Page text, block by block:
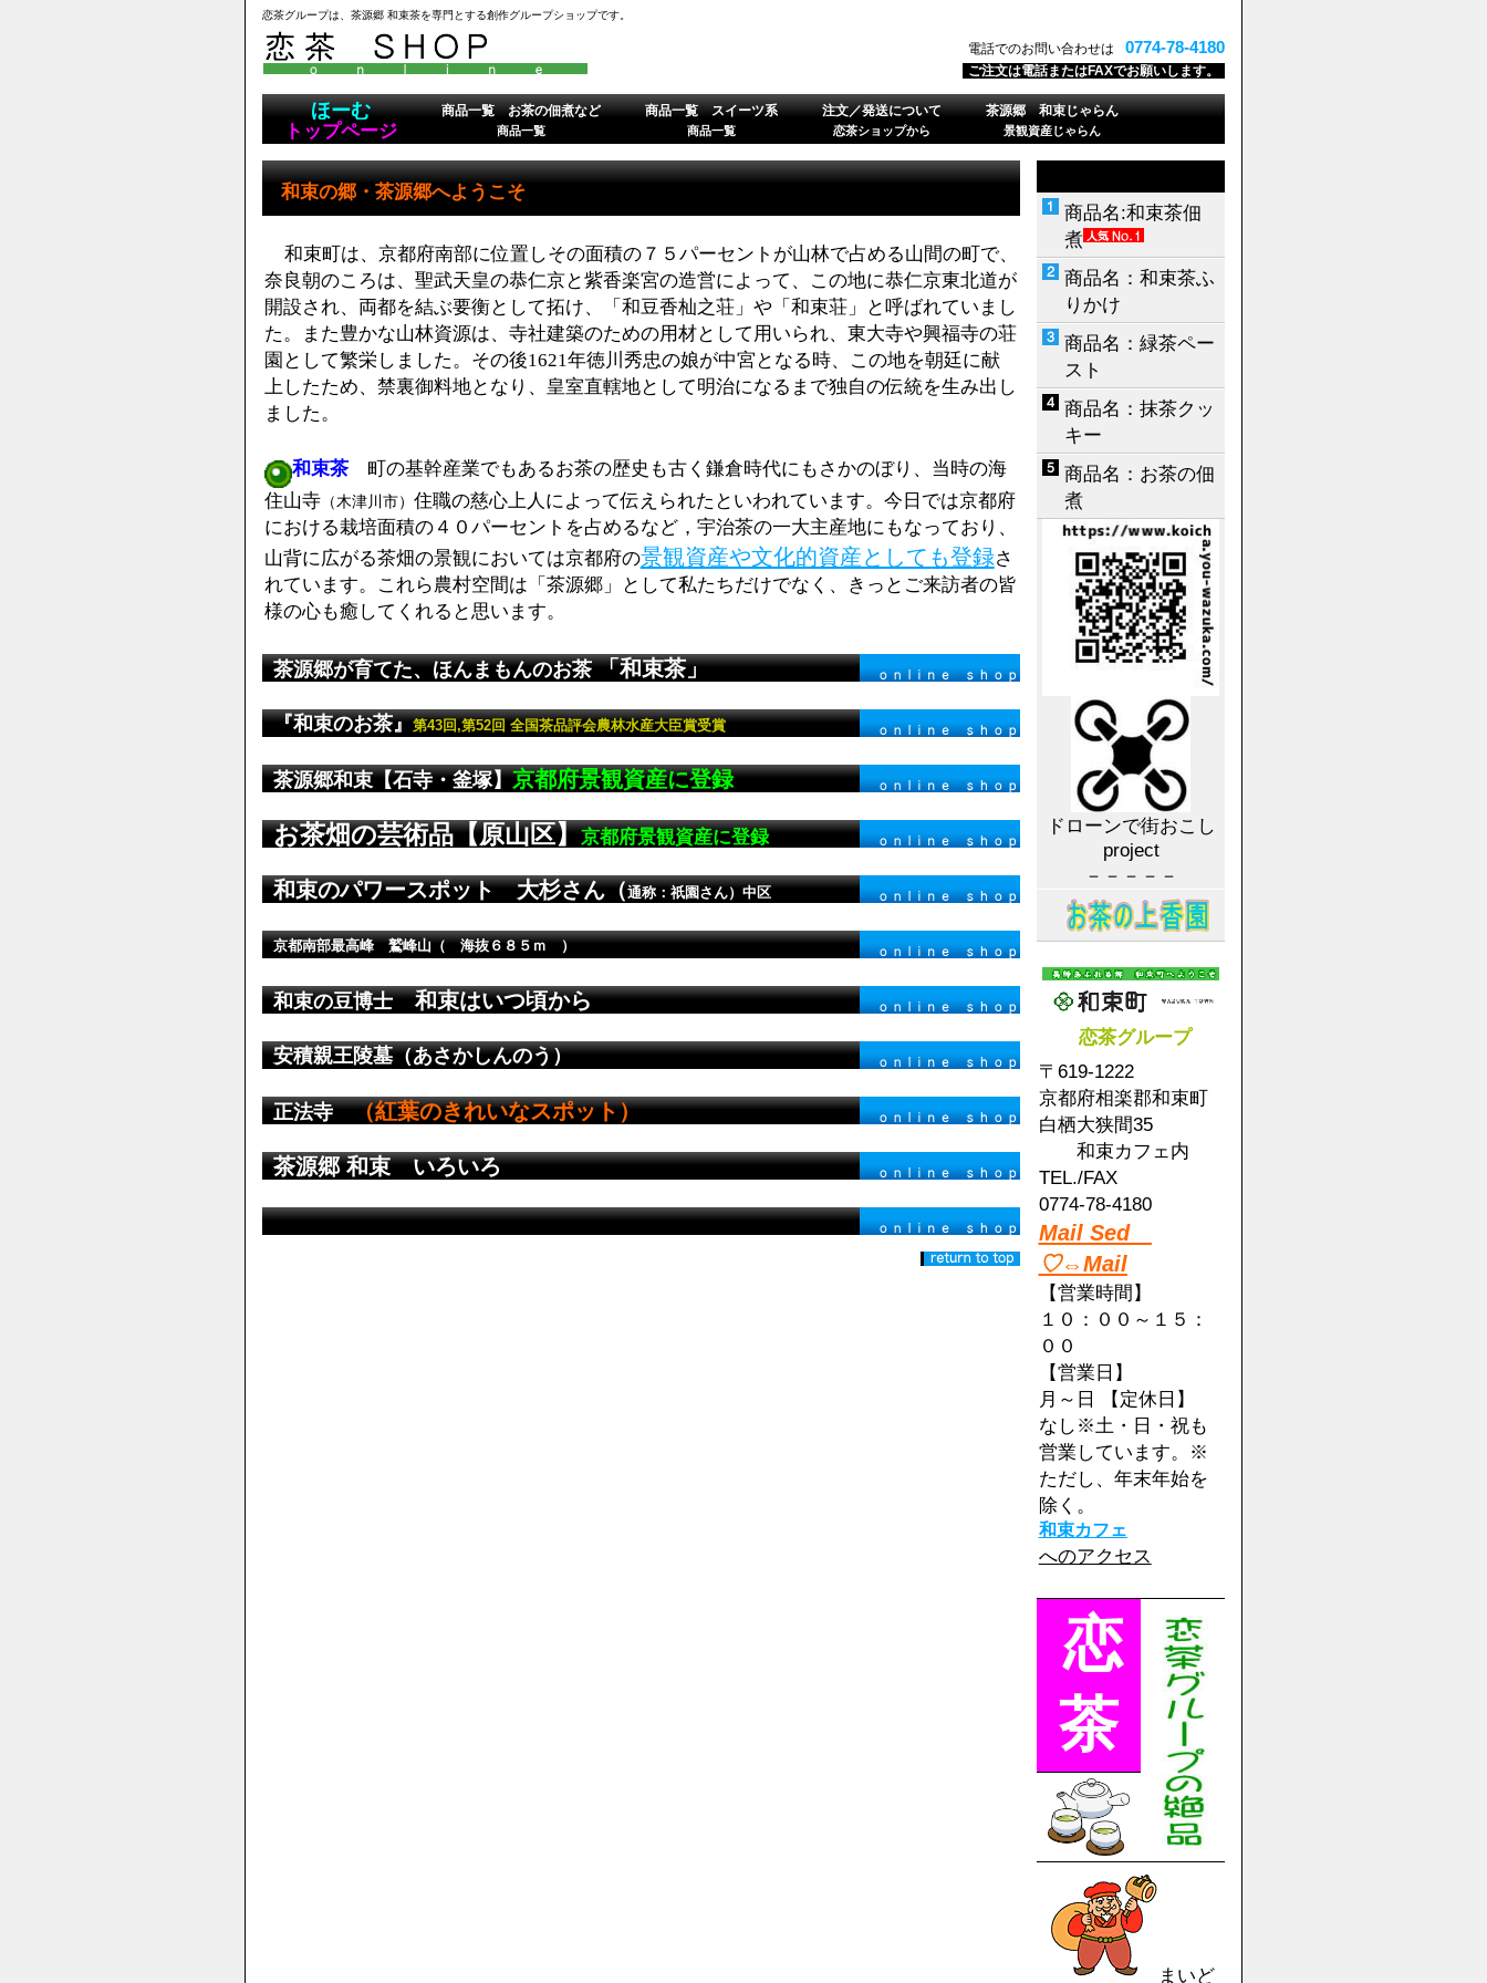
恋茶グループは、茶源郷 和束茶を専門とする創作グループショップです。
電話でのお問い合わせは 0774-78-4180
ご注文は電話またはFAXでお願いします。
和束の郷・茶源郷へようこそ
和束町は、京都府南部に位置しその面積の７５パーセントが山林で占める山間の町で、
奈良朝のころは、聖武天皇の恭仁京と紫香楽宮の造営によって、この地に恭仁京東北道が
開設され、両都を結ぶ要衡として拓け、「和豆香杣之荘」や「和束荘」と呼ばれていまし
た。また豊かな山林資源は、寺社建築のための用材として用いられ、東大寺や興福寺の荘
園として繁栄しました。その後1621年徳川秀忠の娘が中宮となる時、この地を朝廷に献
上したため、禁裏御料地となり、皇室直轄地として明治になるまで独自の伝統を生み出し
ました。
和束茶町の基幹産業でもあるお茶の歴史も古く鎌倉時代にもさかのぼり、当時の海
住山寺（木津川市） 住職の慈心上人によって伝えられたといわれています。今日では京都府
における栽培面積の４０パーセントを占めるなど，宇治茶の一大主産地にもなっており、
山背に広がる茶畑の景観においては京都府の景観資産や文化的資産としても登録さ
れています。これら農村空間は「茶源郷」として私たちだけでなく、きっとご来訪者の皆
様の心も癒してくれると思います。
茶源郷が育てた、ほんまもんのお茶「和束茶」
『和束のお茶』第43回,第52回 全国茶品評会農林水産大臣賞受賞
茶源郷和束【石寺・釜塚】京都府景観資産に登録
お茶畑の芸術品【原山区】京都府景観資産に登録
和束のパワースポット 大杉さん（通称：祇園さん）中区
京都南部最高峰 鷲峰山（ 海抜６８５ｍ ）
和束の豆博士和束はいつ頃から
安積親王陵墓（あさかしんのう）
正法寺（紅葉のきれいなスポット）
茶源郷 和束 いろいろ
ほーむ
トップページ
商品一覧 お茶の佃煮など
商品一覧
商品一覧 スイーツ系
商品一覧
注文／発送について
恋茶ショップから
茶源郷 和束じゃらん
景観資産じゃらん
商品名:和束茶佃
煮
商品名：和束茶ふ
りかけ
商品名：緑茶ペー
スト
商品名：抹茶クッ
キー
商品名：お茶の佃
煮
ドローンで街おこし
project
－－－－－
恋茶グループ
〒619-1222
京都府相楽郡和束町
白栖大狭間35
和束カフェ内
TEL./FAX
0774-78-4180
Mail Sed
♡⇔Mail
【営業時間】
１０：００～１５：
００
【営業日】
月～日 【定休日】
なし※土・日・祝も
営業しています。※
ただし、年末年始を
除く。
和束カフェ
へのアクセス
恋
茶
まいど